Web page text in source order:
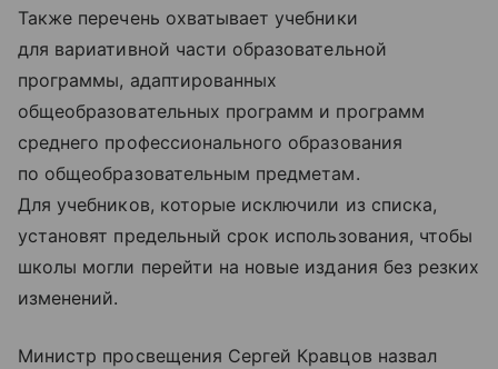
Также перечень охватывает учебники
для вариативной части образовательной
программы, адаптированных
общеобразовательных программ и программ
среднего профессионального образования
по общеобразовательным предметам.
Для учебников, которые исключили из списка,
установят предельный срок использования, чтобы
школы могли перейти на новые издания без резких
изменений.
Министр просвещения Сергей Кравцов назвал